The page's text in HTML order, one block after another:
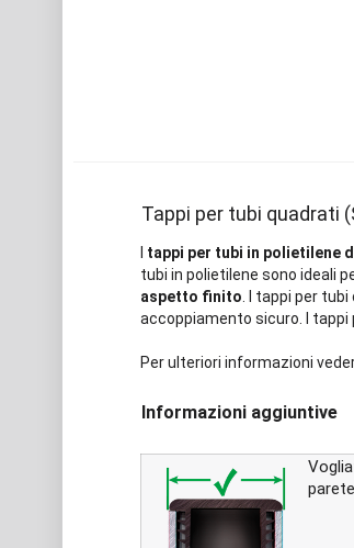
Tappi per tubi quadrati
tappi per tubi in polietilene
tubi in polietilene sono ideali
aspetto finito. I tappi per
accoppiamento sicuro. I tappi
Per ulteriori informazioni
Informazioni aggiuntive